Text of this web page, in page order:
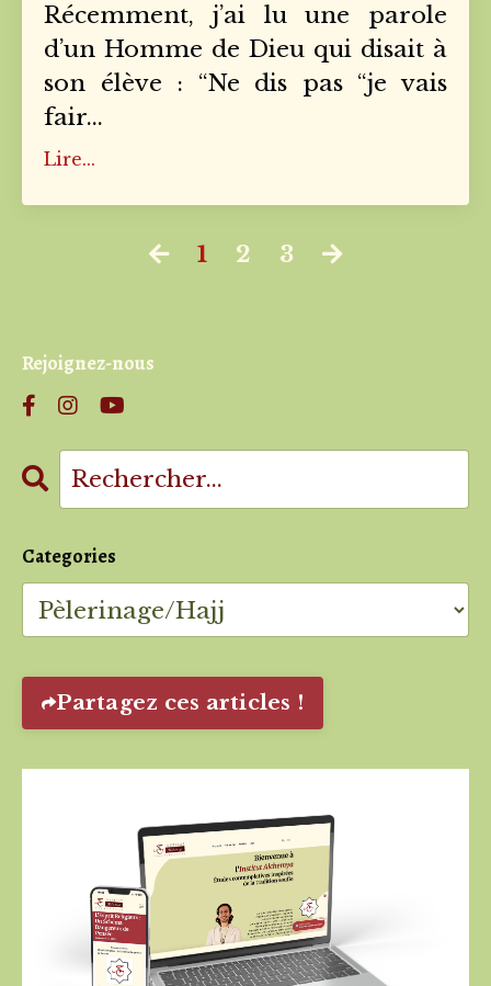
Récemment, j’ai lu une parole
d’un Homme de Dieu qui disait à
son élève : “Ne dis pas “je vais
fair...
Lire...
1 2 3
Rejoignez-nous
Categories
Partagez ces articles !